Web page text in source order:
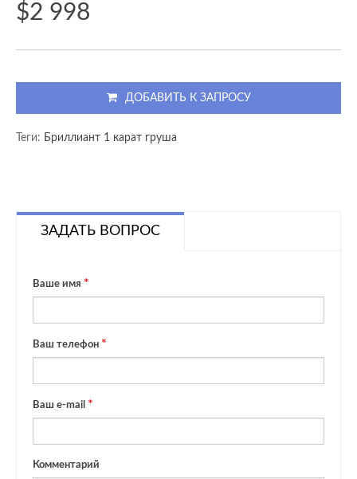
$2 998
ДОБАВИТЬ К ЗАПРОСУ
Теги: Бриллиант 1 карат груша
ЗАДАТЬ ВОПРОС
Ваше имя
Ваш телефон
Ваш e-mail
Комментарий